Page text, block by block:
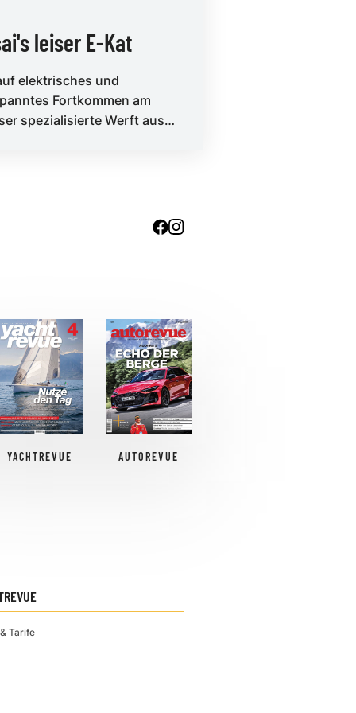
leiser E-Kat
elektrisches und
Fortkommen am
spezialisierte Werft aus
YACHTREVUE AUTOREVUE
Tarife